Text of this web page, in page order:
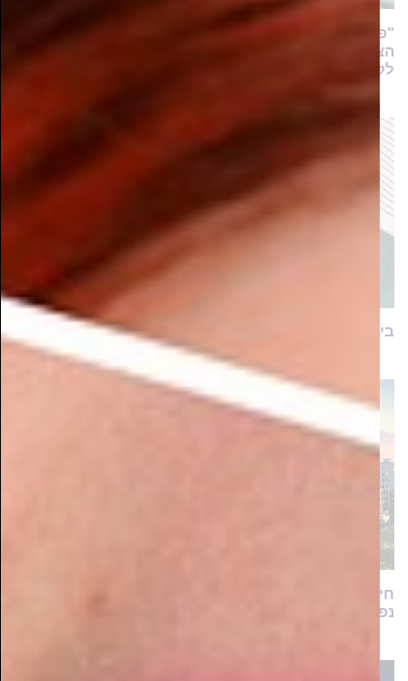
"פעמיים כמעט שנשברתי ועזבתי את הלימודים, אך
הצוות לא ויתר עליי בקלות. הם החזיקו לי את היד עד
לקבלת התואר"
בינה לא מלאכותית
חיים ברמה: מתחם הפרמיום עם מגוון דירות יוקרה
נפתח למכירה בשכונת המגורים המבוקשת כתר הרמה